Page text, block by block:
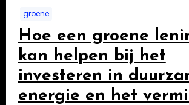
groene
Hoe een groene
kan helpen bij het
investeren in
energie en het